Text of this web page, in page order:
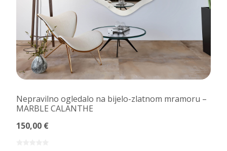
Nepravilno ogledalo na bijelo-zlatnom mramoru –
MARBLE CALANTHE
150,00 €